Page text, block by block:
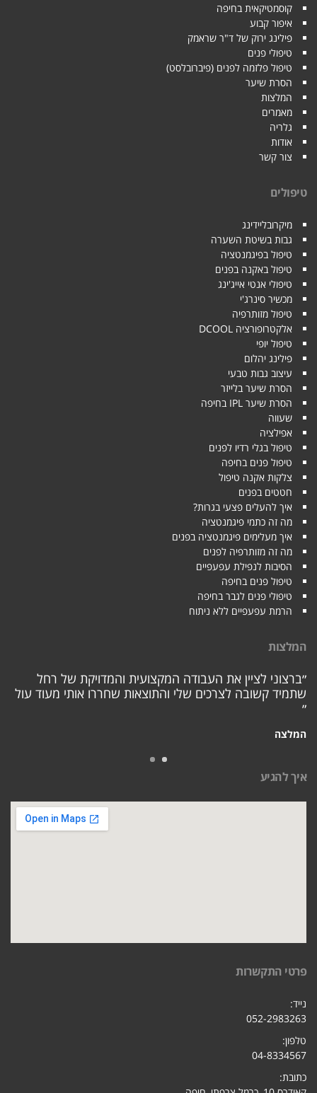
קוסמטיקאית בחיפה
איפור קבוע
פילינג ירוק של ד"ר שראמק
טיפולי פנים
טיפול פלזמה לפנים (פיברובלסט)
הסרת שיער
המלצות
מאמרים
גלריה
אודות
צור קשר
טיפולים
מיקרובליידינג
גבות בשיטת השערה
טיפול בפיגמנטציה
טיפול באקנה בפנים
טיפולי אנטי אייג'ינג
מכשיר סינרג'י
טיפול מזותרפיה
אלקטרופורציה DCOOL
טיפול יופי
פילינג יהלום
עיצוב גבות טבעי
הסרת שיער בלייזר
הסרת שיער IPL בחיפה
שעווה
אפילציה
טיפול בגלי רדיו לפנים
טיפול פנים בחיפה
צלקות אקנה טיפול
חטטים בפנים
איך להעלים פצעי בגרות?
מה זה כתמי פיגמנטציה
איך מעלימים פיגמנטציה בפנים
מה זה מזותרפיה לפנים
הסיבות לנפילת עפעפיים
טיפול פנים בחיפה
טיפולי פנים לגבר בחיפה
הרמת עפעפיים ללא ניתוח
המלצות
״ברצוני לציין את העבודה המקצועית והמדויקת של רחל
שתמיד קשובה לצרכים שלי והתוצאות שחררו אותי מעוד עול
״
המלצה
איך להגיע
פרטי התקשרות
נייד:
052-2983263
טלפון:
04-8334567
כתובת: